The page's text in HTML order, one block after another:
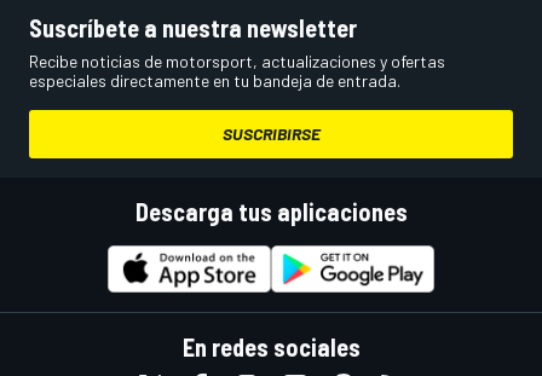
Suscríbete a nuestra newsletter
Recibe noticias de motorsport, actualizaciones y ofertas
especiales directamente en tu bandeja de entrada.
SUSCRIBIRSE
Descarga tus aplicaciones
En redes sociales